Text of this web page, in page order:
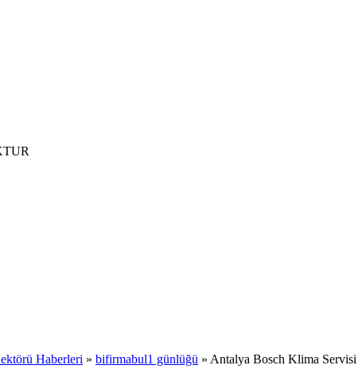
Haberleri » bifirmabul1 günlüğü » Antalya Bosch Klima Servisi